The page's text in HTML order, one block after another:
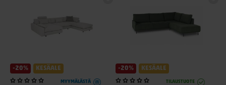
-20% KESÄALE
MYYMÄLÄSTÄ
-20% KESÄALE
TILAUSTUOTE